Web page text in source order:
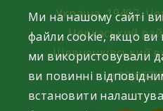
content
Україна, 19402,
Черкаський
Шевченківський
Ми на нашому сайті
файли cookie, якщо ви
ми використовували
ви повинні
встановити